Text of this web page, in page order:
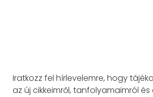
Iratkozz fel hírlevelemre, hogy
az új cikkeimről, tanfolyamaimról és